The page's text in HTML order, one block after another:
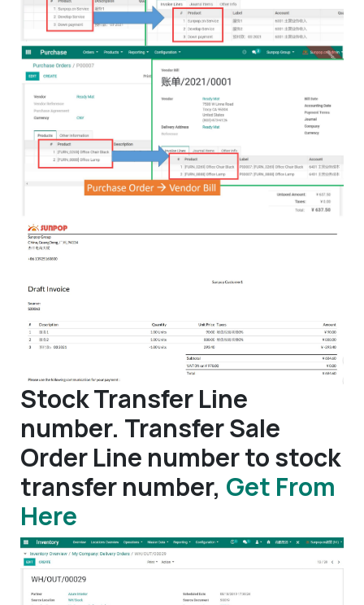
Stock Transfer Line
number. Transfer Sale
Order Line number to stock
transfer number, Get From
Here